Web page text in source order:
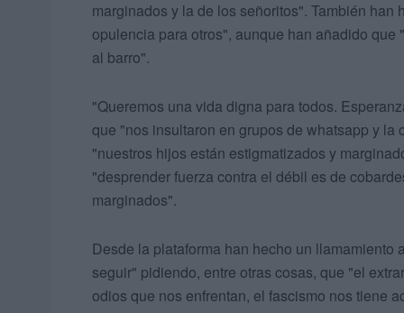
marginados y la de los señoritos". También
opulencia para otros", aunque han añadido
al barro".
"Queremos una vida digna para todos.
que "nos insultaron en grupos de whatsapp y
"nuestros hijos están estigmatizados y
"desprender fuerza contra el débil es de
marginados".
Desde la plataforma han hecho un llamamiento
seguir" pidiendo, entre otras cosas, que "el
odios que nos enfrentan, el fascismo nos tiene